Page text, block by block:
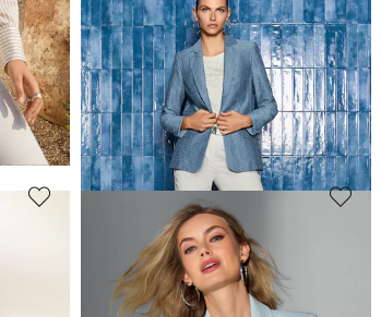
(-50%)
MADELEINE
Blazer long avec col à revers
79,95 €279,95 €
Meilleur prix sous 30 jours**: 139,95 € (-42%)
MADELEINE
Blazer
139,95 €239,95 €